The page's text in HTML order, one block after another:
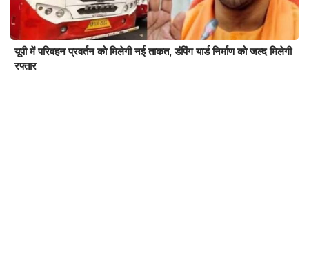
यूपी में परिवहन प्रवर्तन को मिलेगी नई ताकत, डंपिंग यार्ड निर्माण को जल्द मिलेगी
रफ्तार